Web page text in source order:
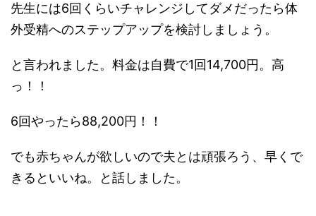
先生には6回くらいチャレンジしてダメだったら体
外受精へのステップアップを検討しましょう。
と言われました。料金は自費で1回14,700円。高
っ！！
6回やったら88,200円！！
でも赤ちゃんが欲しいので夫とは頑張ろう、早くで
きるといいね。と話しました。